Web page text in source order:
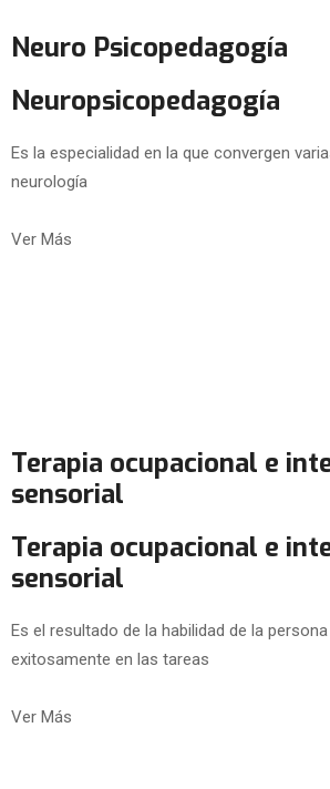
Neuro Psicopedagogía
Neuropsicopedagogía
Es la especialidad en la que convergen
neurología
Ver Más
Terapia ocupacional e
sensorial
Terapia ocupacional e
sensorial
Es el resultado de la habilidad de la
exitosamente en las tareas
Ver Más